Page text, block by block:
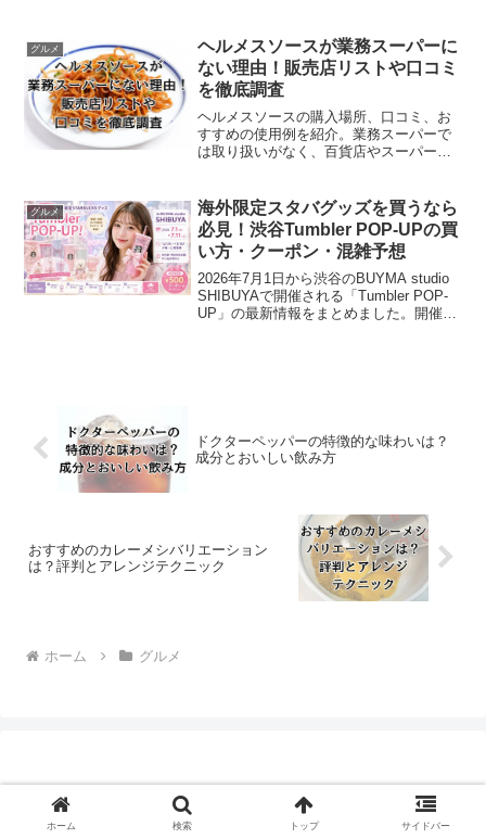
内サイゼなんかでも、土日ふくめてモー
ニング提供してます。名古...
グルメ
ヘルメスソースが業務スーパーに
ない理由！販売店リストや口コミ
を徹底調査
ヘルメスソースの購入場所、口コミ、お
すすめの使用例を紹介。業務スーパーで
は取り扱いがなく、百貨店やスーパー、
グルメ
海外限定スタバグッズを買うなら
必見！渋谷Tumbler POP-UPの買
い方・クーポン・混雑予想
2026年7月1日から渋谷のBUYMA studio
SHIBUYAで開催される「Tumbler POP-
UP」の最新情報をまとめました。開催期
ドクターペッパーの特徴的な味わいは？
成分とおいしい飲み方
おすすめのカレーメシバリエーション
は？評判とアレンジテクニック
ホーム グルメ
ホーム 検索 トップ サイドバー